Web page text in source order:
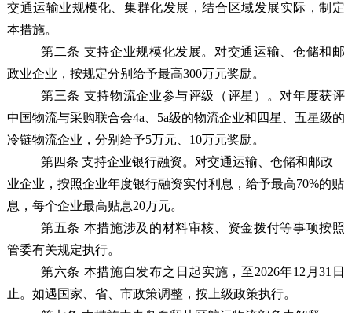
交通运输业规模化、集群化发展，结合区域发展实际，制定
本措施。
第二条 支持企业规模化发展。对交通运输、仓储和邮
政业企业，按规定分别给予最高300万元奖励。
第三条 支持物流企业参与评级（评星）。对年度获评
中国物流与采购联合会4a、5a级的物流企业和四星、五星级的
冷链物流企业，分别给予5万元、10万元奖励。
第四条 支持企业银行融资。对交通运输、仓储和邮政
业企业，按照企业年度银行融资实付利息，给予最高70%的贴
息，每个企业最高贴息20万元。
第五条 本措施涉及的材料审核、资金拨付等事项按照
管委有关规定执行。
第六条 本措施自发布之日起实施，至2026年12月31日
止。如遇国家、省、市政策调整，按上级政策执行。